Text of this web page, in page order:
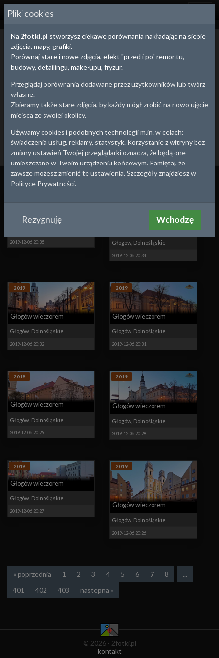
2FOTKI.PL
Stare zdjęcia i pocztówki
Poniżej znajdziesz stare zdjęcia z Twojej okolicy. Możesz wybrać się
na małą wycieczkę i wykonać zdjęcie współczesne tworząc
efektowne porównanie "przed i po" ze starym zdjęciem.
Dodaj stare zdjęcie Utwórz porównanie
Dolnośląskie 2008 Kujawsko-Pomorskie 41 Łódzkie
Lubelskie 7 Lubuskie 282
Opolskie Podkarpackie Podlaskie 8 Pomorskie
Śląskie 313 Świętokrzyskie 43 Warmińsko-Mazurskie 47
Wielkopolskie 12 Zachodniopomorskie 98
Wszystko Porównania Zdjęcia
2019-12-06 20:35 Głogów, Dolnośląskie
2019-12-06 20:34
2019
Głogów wieczorem
Głogów, Dolnośląskie
2019-12-06 20:32
2019
Głogów wieczorem
Głogów, Dolnośląskie
2019-12-06 20:31
2019
Głogów wieczorem
Głogów, Dolnośląskie
2019-12-06 20:29
2019
Głogów wieczorem
Głogów, Dolnośląskie
2019-12-06 20:28
2019
Głogów wieczorem
Głogów, Dolnośląskie
2019-12-06 20:27
2019
Głogów wieczorem
Głogów, Dolnośląskie
2019-12-06 20:26
« poprzednia 1 2 3 4 5 6 7 8
...
401
402 403 nastepna »
© 2026 - 2fotki.pl
kontakt
Pliki cookies
Na 2fotki.pl stworzysz ciekawe porównania nakładając na siebie
zdjęcia, mapy, grafiki.
Porównaj stare i nowe zdjęcia, efekt "przed i po" remontu,
budowy, detailingu, make-upu, fryzur.
Przeglądaj porównania dodawane przez użytkowników lub twórz
własne.
Zbieramy także stare zdjęcia, by każdy mógł zrobić na nowo ujęcie
miejsca ze swojej okolicy.
Używamy cookies i podobnych technologii m.in. w celach:
świadczenia usług, reklamy, statystyk. Korzystanie z witryny bez
zmiany ustawień Twojej przeglądarki oznacza, że będą one
umieszczane w Twoim urządzeniu końcowym. Pamiętaj, że
zawsze możesz zmienić te ustawienia. Szczegóły znajdziesz w
Polityce Prywatności.
Rezygnuję Wchodzę